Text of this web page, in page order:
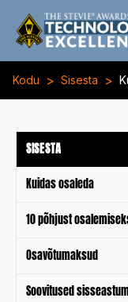
Kodu > Sisesta >
SISESTA
Kuidas osaleda
10 põhjust
Osavõtumaksud
Soovitused